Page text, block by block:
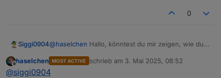
Über Routinen kann man dieses "frag meine
0
Siggi0904@haselchen Hallo, könntest du mir zeigen, wie du
Mich nervt das mit "Frag meine Medien" auch ein
wenig.
Dank dir vielmals.
Offline
haselchen MOST ACTIVE schrieb am 3. Mai 2025, 08:52
zuletzt editiert von
@siggi0904